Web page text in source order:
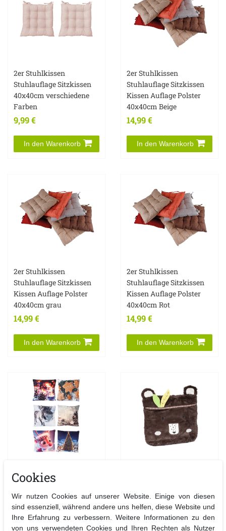
2er Stuhlkissen
Stuhlauflage Sitzkissen
40x40cm verschiedene
Farben
9,99 €
In den Warenkorb
2er Stuhlkissen
Stuhlauflage Sitzkissen
Kissen Auflage Polster
40x40cm Beige
14,99 €
In den Warenkorb
2er Stuhlkissen
Stuhlauflage Sitzkissen
Kissen Auflage Polster
40x40cm grau
14,99 €
In den Warenkorb
2er Stuhlkissen
Stuhlauflage Sitzkissen
Kissen Auflage Polster
40x40cm Rot
14,99 €
In den Warenkorb
Weihnachtskissen Deko
Weihnachten 25x25cm
UVP 24,99 € 14,99 €
In den Warenkorb
Sofakissen Tiermotiv
30cm
6,99 €
Cookies
Wir nutzen Cookies auf unserer Website. Einige von diesen
sind essenziell, während andere uns helfen, diese Website und
Ihre Erfahrung zu verbessern. Weitere Informationen zu den
von uns verwendeten Cookies und Ihren Rechten als Nutzer